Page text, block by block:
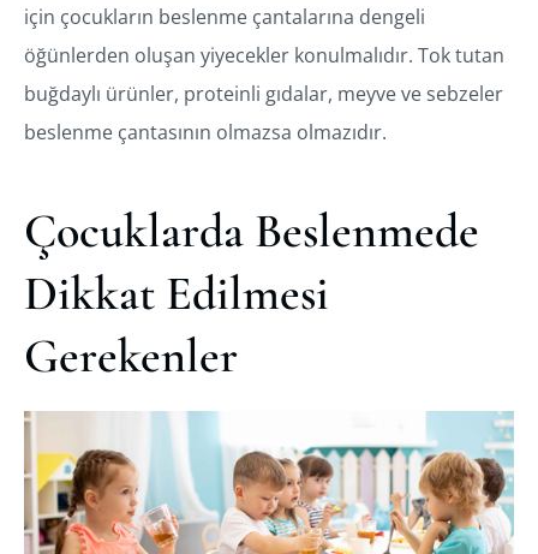
için çocukların beslenme çantalarına dengeli
öğünlerden oluşan yiyecekler konulmalıdır. Tok tutan
buğdaylı ürünler, proteinli gıdalar, meyve ve sebzeler
beslenme çantasının olmazsa olmazıdır.
Çocuklarda Beslenmede
Dikkat Edilmesi
Gerekenler